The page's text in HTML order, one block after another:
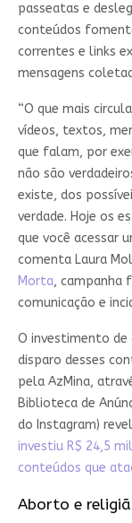
passeatas e
conteúdos
correntes e links
mensagens
“O que mais
vídeos, textos,
que falam, por
não são
existe, dos
verdade. Hoje os
que você acessar
comenta Laura
Morta, campanha
comunicação e
O investimento de
disparo desses
pela AzMina,
Biblioteca de
do Instagram)
investiu R$ 24,5
conteúdos que
Aborto e